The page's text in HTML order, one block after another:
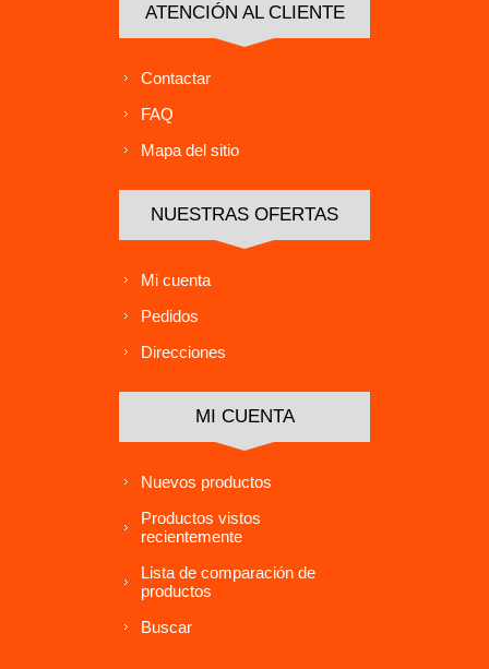
ATENCIÓN AL CLIENTE
Contactar
FAQ
Mapa del sitio
NUESTRAS OFERTAS
Mi cuenta
Pedidos
Direcciones
MI CUENTA
Nuevos productos
Productos vistos
recientemente
Lista de comparación de
productos
Buscar